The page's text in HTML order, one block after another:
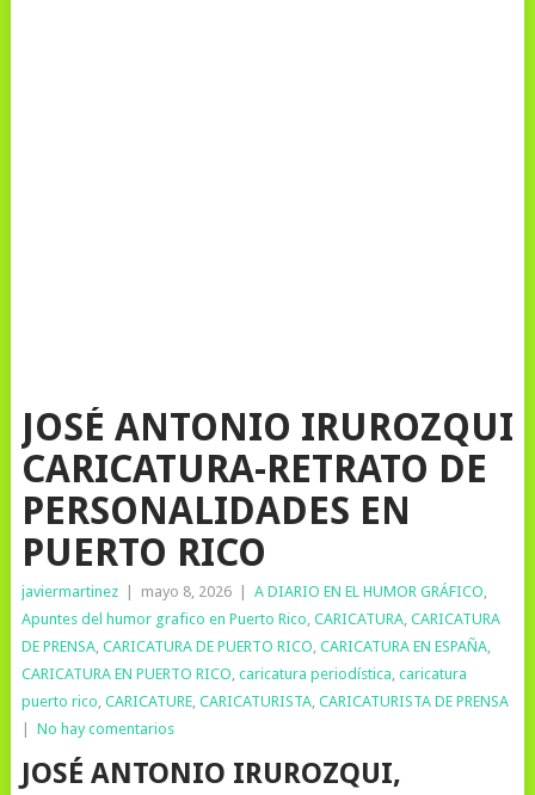
JOSÉ ANTONIO IRUROZQUI
CARICATURA-RETRATO DE
PERSONALIDADES EN
PUERTO RICO
javiermartinez mayo 8, 2026 A DIARIO EN EL HUMOR GRÁFICO,
Apuntes del humor grafico en Puerto Rico, CARICATURA, CARICATURA
DE PRENSA, CARICATURA DE PUERTO RICO, CARICATURA EN ESPAÑA,
CARICATURA EN PUERTO RICO, caricatura periodística, caricatura
puerto rico, CARICATURE, CARICATURISTA, CARICATURISTA DE PRENSA
No hay comentarios
JOSÉ ANTONIO IRUROZQUI,